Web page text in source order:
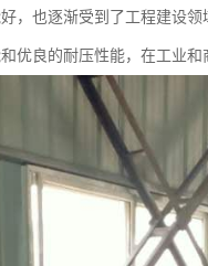
，也逐渐受到了工程建设
优良的耐压性能，在工业和